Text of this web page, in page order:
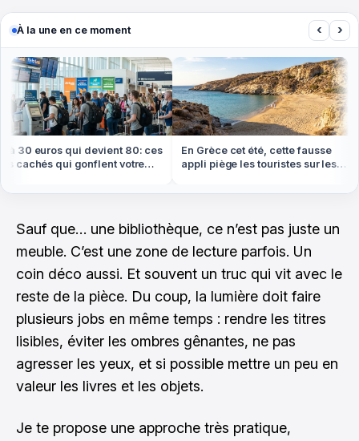
À la une en ce moment ‹ ›
30 euros qui devient 80: ces
cachés qui gonflent votre
En Grèce cet été, cette fausse
appli piège les touristes sur les
Sauf que… une bibliothèque, ce n’est pas juste un
meuble. C’est une zone de lecture parfois. Un
coin déco aussi. Et souvent un truc qui vit avec le
reste de la pièce. Du coup, la lumière doit faire
plusieurs jobs en même temps : rendre les titres
lisibles, éviter les ombres gênantes, ne pas
agresser les yeux, et si possible mettre un peu en
valeur les livres et les objets.
Je te propose une approche très pratique,